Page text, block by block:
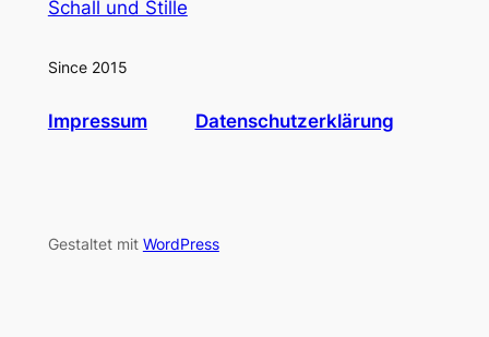
Schall und Stille
Since 2015
Impressum Datenschutzerklärung
Gestaltet mit WordPress